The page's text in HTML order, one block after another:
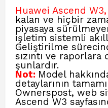
Huawei Ascend W3,
kalan ve hiçbir
piyasaya
işletim sistemli
Geliştirilme
sızıntı ve
şunlardır.
Not: Model
detaylarının
Ownerspost, web
Ascend W3